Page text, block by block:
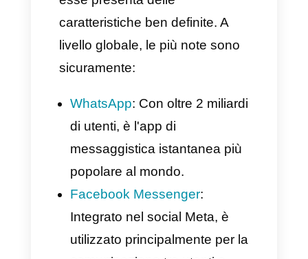
app.
La sua caratteristica
messaggi, infatti, vengono
recapitati immediatamente.
Inoltre, sono disponibili su
qualsiasi dispositivo che abbia
una connessione ad Internet.